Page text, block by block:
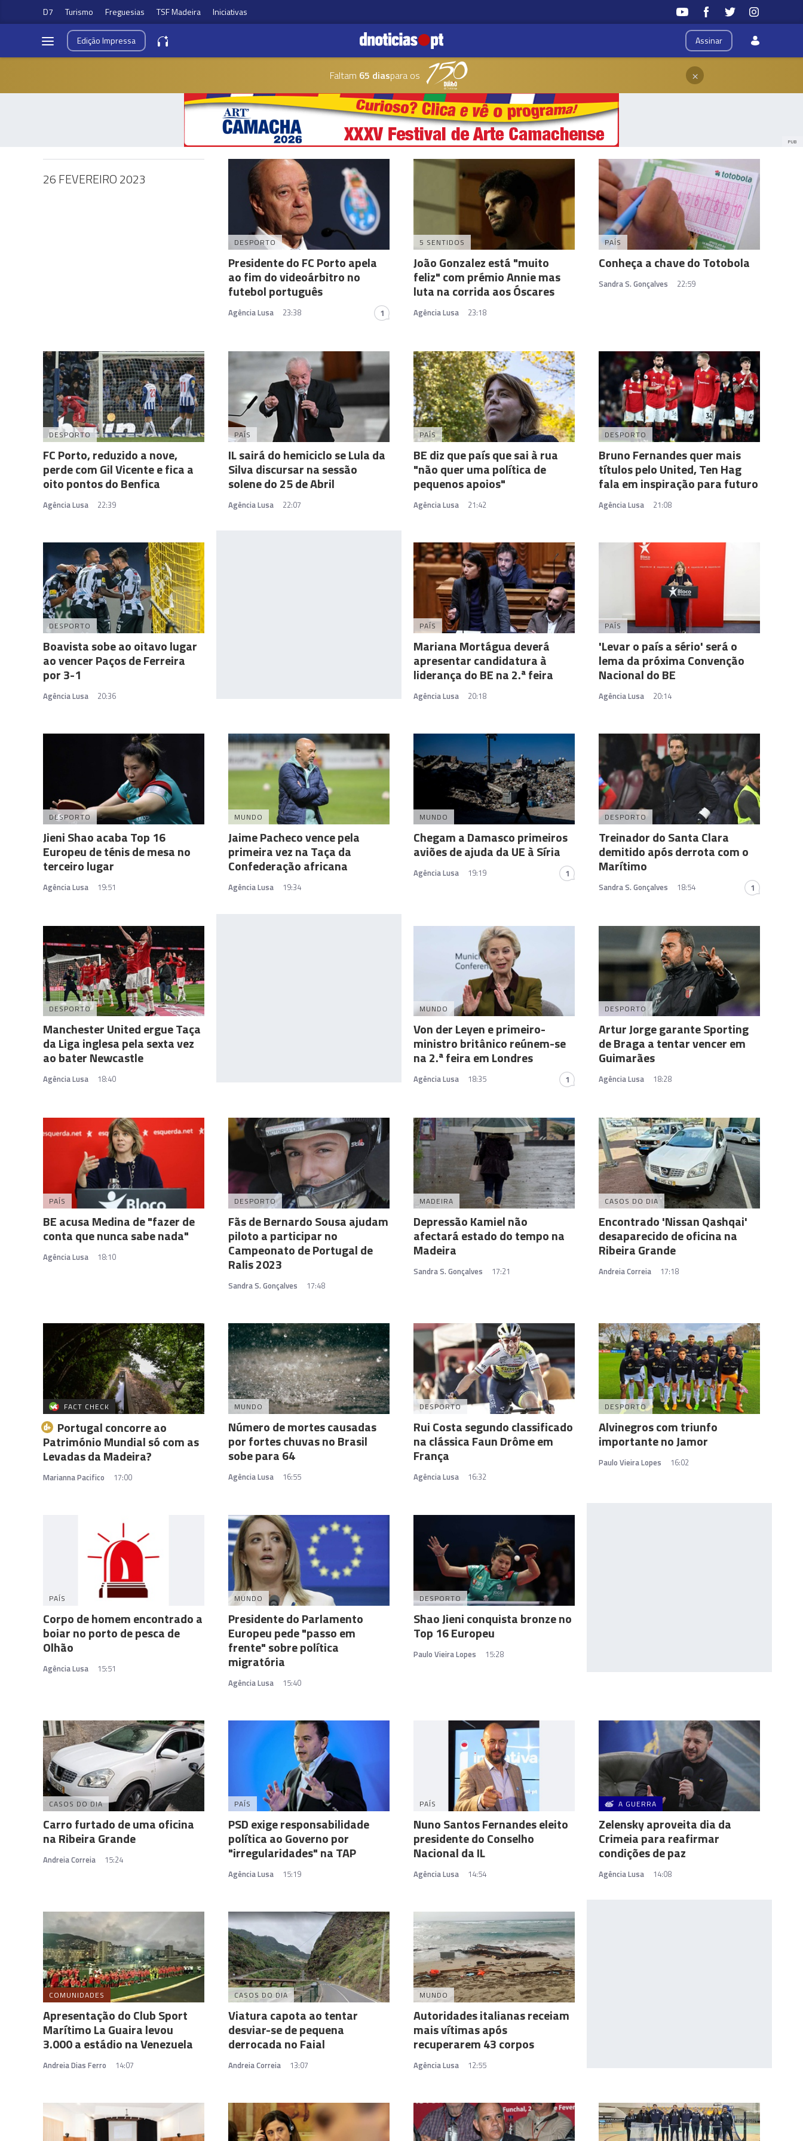
D7 Turismo Freguesias TSF Madeira Iniciativas
Assinar
EdiçãoImpressa
Faltam 65 diaspara os ×
PUB
26 FEVEREIRO 2023
DESPORTO
Presidente do FC Porto apela
ao fim do videoárbitro no
futebol português
Agência Lusa 23:38 1
5 SENTIDOS
João Gonzalez está "muito
feliz" com prémio Annie mas
luta na corrida aos Óscares
Agência Lusa 23:18
PAÍS
Conheça a chave do Totobola
Sandra S. Gonçalves 22:59
DESPORTO
FC Porto, reduzido a nove,
perde com Gil Vicente e fica a
oito pontos do Benfica
Agência Lusa 22:39
PAÍS
IL sairá do hemiciclo se Lula da
Silva discursar na sessão
solene do 25 de Abril
Agência Lusa 22:07
PAÍS
BE diz que país que sai à rua
"não quer uma política de
pequenos apoios"
Agência Lusa 21:42
DESPORTO
Bruno Fernandes quer mais
títulos pelo United, Ten Hag
fala em inspiração para futuro
Agência Lusa 21:08
DESPORTO
Boavista sobe ao oitavo lugar
ao vencer Paços de Ferreira
por 3-1
Agência Lusa 20:36
PAÍS
Mariana Mortágua deverá
apresentar candidatura à
liderança do BE na 2.ª feira
Agência Lusa 20:18
PAÍS
'Levar o país a sério' será o
lema da próxima Convenção
Nacional do BE
Agência Lusa 20:14
DESPORTO
Jieni Shao acaba Top 16
Europeu de ténis de mesa no
terceiro lugar
Agência Lusa 19:51
MUNDO
Jaime Pacheco vence pela
primeira vez na Taça da
Confederação africana
Agência Lusa 19:34
MUNDO
Chegam a Damasco primeiros
aviões de ajuda da UE à Síria
Agência Lusa 19:19 1
DESPORTO
Treinador do Santa Clara
demitido após derrota com o
Marítimo
Sandra S. Gonçalves 18:54 1
DESPORTO
Manchester United ergue Taça
da Liga inglesa pela sexta vez
ao bater Newcastle
Agência Lusa 18:40
MUNDO
Von der Leyen e primeiro-
ministro britânico reúnem-se
na 2.ª feira em Londres
Agência Lusa 18:35 1
DESPORTO
Artur Jorge garante Sporting
de Braga a tentar vencer em
Guimarães
Agência Lusa 18:28
PAÍS
BE acusa Medina de "fazer de
conta que nunca sabe nada"
Agência Lusa 18:10
DESPORTO
Fãs de Bernardo Sousa ajudam
piloto a participar no
Campeonato de Portugal de
Ralis 2023
Sandra S. Gonçalves 17:48
MADEIRA
Depressão Kamiel não
afectará estado do tempo na
Madeira
Sandra S. Gonçalves 17:21
CASOS DO DIA
Encontrado 'Nissan Qashqai'
desaparecido de oficina na
Ribeira Grande
Andreia Correia 17:18
FACT CHECK
Portugal concorre ao
Património Mundial só com as
Levadas da Madeira?
Marianna Pacifico 17:00
MUNDO
Número de mortes causadas
por fortes chuvas no Brasil
sobe para 64
Agência Lusa 16:55
DESPORTO
Rui Costa segundo classificado
na clássica Faun Drôme em
França
Agência Lusa 16:32
DESPORTO
Alvinegros com triunfo
importante no Jamor
Paulo Vieira Lopes 16:02
PAÍS
Corpo de homem encontrado a
boiar no porto de pesca de
Olhão
Agência Lusa 15:51
MUNDO
Presidente do Parlamento
Europeu pede "passo em
frente" sobre política
migratória
Agência Lusa 15:40
DESPORTO
Shao Jieni conquista bronze no
Top 16 Europeu
Paulo Vieira Lopes 15:28
CASOS DO DIA
Carro furtado de uma oficina
na Ribeira Grande
Andreia Correia 15:24
PAÍS
PSD exige responsabilidade
política ao Governo por
"irregularidades" na TAP
Agência Lusa 15:19
PAÍS
Nuno Santos Fernandes eleito
presidente do Conselho
Nacional da IL
Agência Lusa 14:54
A GUERRA
Zelensky aproveita dia da
Crimeia para reafirmar
condições de paz
Agência Lusa 14:08
COMUNIDADES
Apresentação do Club Sport
Marítimo La Guaira levou
3.000 a estádio na Venezuela
Andreia Dias Ferro 14:07
CASOS DO DIA
Viatura capota ao tentar
desviar-se de pequena
derrocada no Faial
Andreia Correia 13:07
MUNDO
Autoridades italianas receiam
mais vítimas após
recuperarem 43 corpos
Agência Lusa 12:55